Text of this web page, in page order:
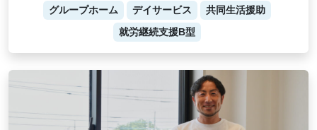
グループホーム デイサービス
共同生活援助
就労継続支援B型